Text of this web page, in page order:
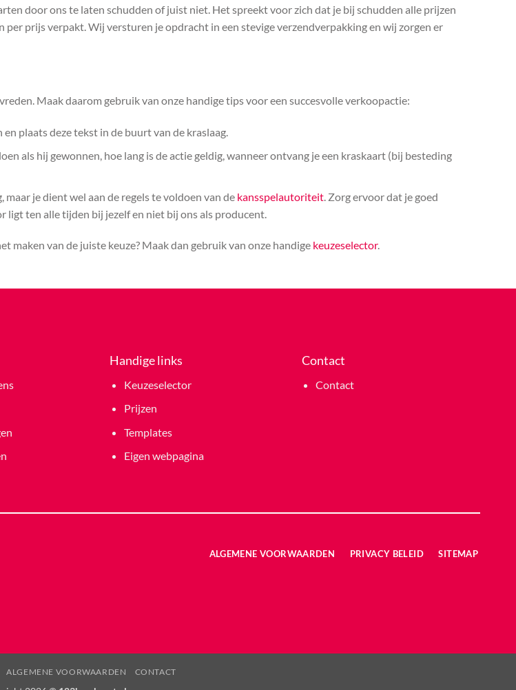
door ons te laten schudden of juist niet. Het spreekt voor zich dat je bij schudden alle prijzen
prijs verpakt. Wij versturen je opdracht in een stevige verzendverpakking en wij zorgen er
Maak daarom gebruik van onze handige tips voor een succesvolle verkoopactie:
plaats deze tekst in de buurt van de kraslaag.
als hij gewonnen, hoe lang is de actie geldig, wanneer ontvang je een kraskaart (bij besteding
je dient wel aan de regels te voldoen van de kansspelautoriteit. Zorg ervoor dat je goed
ten alle tijden bij jezelf en niet bij ons als producent.
van de juiste keuze? Maak dan gebruik van onze handige keuzeselector.
Handige links
Keuzeselector
Prijzen
Templates
Eigen webpagina
Contact
Contact
ALGEMENE VOORWAARDEN PRIVACY BELEID SITEMAP
ALGEMENE VOORWAARDEN CONTACT